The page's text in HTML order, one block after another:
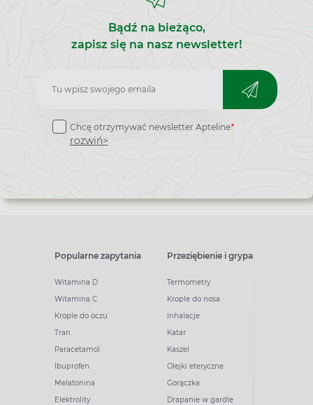
Bądź na bieżąco,
zapisz się na nasz newsletter!
Zapisz
newslettera
Chcę otrzymywać newsletter Apteline*
rozwiń>
Popularne zapytania
Witamina D
Witamina C
Krople do oczu
Tran
Paracetamol
Ibuprofen
Melatonina
Elektrolity
Przeziębienie i grypa
Termometry
Krople do nosa
Inhalacje
Katar
Kaszel
Olejki eteryczne
Gorączka
Drapanie w gardle